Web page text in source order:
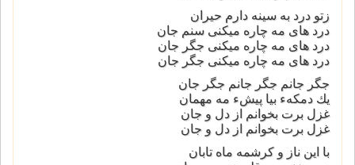
زتو درد به سينه دارم حيران
درد هاى مه چاره ميكنى سنم جان
درد هاى مه چاره ميكنى جگر جان
درد هاى مه چاره ميكنى جگر جان
جگر جانم جگر جانم جگر جان
يك دمكهء بيا پيشء مه مهمان
غزل برت بخوانم از دل و جان
غزل برت بخوانم از دل و جان
با اين ناز و كرشمه ماه تابان